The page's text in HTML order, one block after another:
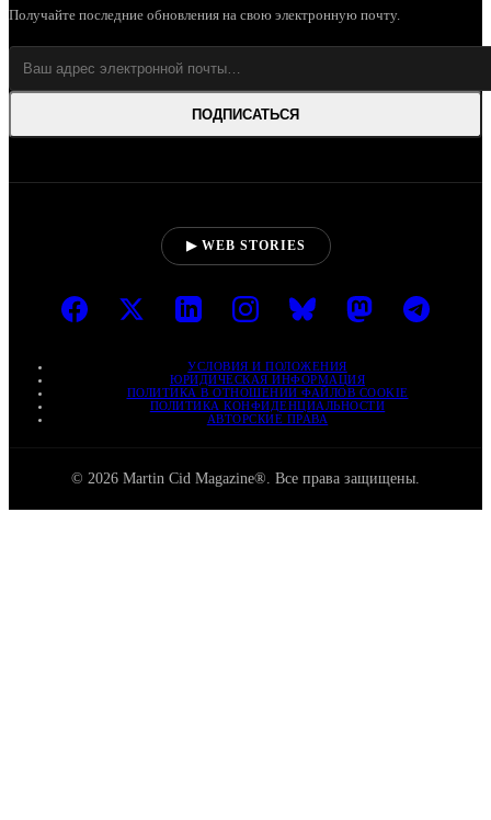
Получайте последние обновления на свою электронную почту.
ПОДПИСАТЬСЯ
▶ WEB STORIES
УСЛОВИЯ И ПОЛОЖЕНИЯ
ЮРИДИЧЕСКАЯ ИНФОРМАЦИЯ
ПОЛИТИКА В ОТНОШЕНИИ ФАЙЛОВ COOKIE
ПОЛИТИКА КОНФИДЕНЦИАЛЬНОСТИ
АВТОРСКИЕ ПРАВА
© 2026 Martin Cid Magazine®. Все права защищены.